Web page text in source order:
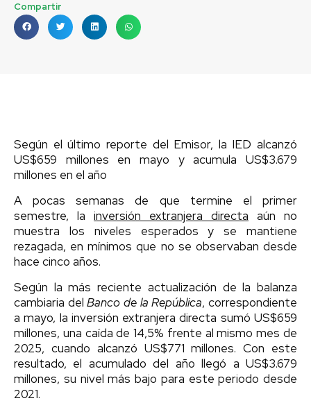
Compartir
Según el último reporte del Emisor, la IED alcanzó
US$659 millones en mayo y acumula US$3.679
millones en el año
A pocas semanas de que termine el primer
semestre, la inversión extranjera directa aún no
muestra los niveles esperados y se mantiene
rezagada, en mínimos que no se observaban desde
hace cinco años.
Según la más reciente actualización de la balanza
cambiaria delBanco de la República, correspondiente
a mayo, la inversión extranjera directa sumó US$659
millones, una caída de 14,5% frente al mismo mes de
2025, cuando alcanzó US$771 millones. Con este
resultado, el acumulado del año llegó a US$3.679
millones, su nivel más bajo para este periodo desde
2021.